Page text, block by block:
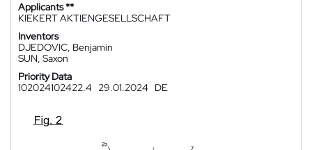
Applicants **
KIEKERT AKTIENGESELLSCHAFT
Inventors
DJEDOVIC, Benjamin
SUN, Saxon
Priority Data
102024102422.4
29.01.2024 DE